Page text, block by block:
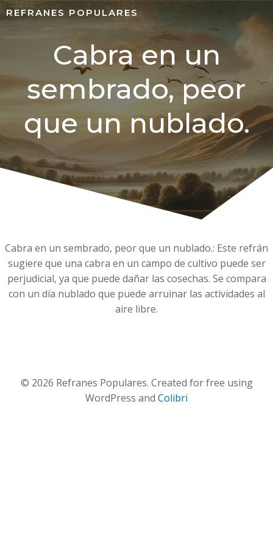
REFRANES POPULARES
Cabra en un
sembrado, peor
que un nublado.
Cabra en un sembrado, peor que un nublado.: Este refrán
sugiere que una cabra en un campo de cultivo puede ser
perjudicial, ya que puede dañar las cosechas. Se compara
con un día nublado que puede arruinar las actividades al
aire libre.
© 2026 Refranes Populares. Created for free using
WordPress and Colibri